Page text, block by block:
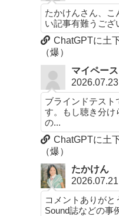
たかけんさん、こ
い記事有難うござ
ChatGPTに土
（爆）
マイペース
ブラインドテスト
す。もし聴き分け
の...
ChatGPTに土
（爆）
たかけん
コメントありがと
Sound誌などの事